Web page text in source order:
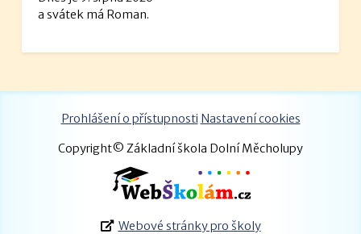
a svátek má Roman.
Prohlášení o přístupnosti Nastavení cookies
Copyright© Základní škola Dolní Měcholupy
Webové stránky pro školy